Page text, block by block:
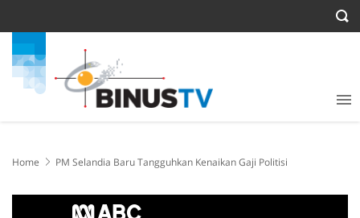
Home PM Selandia Baru Tangguhkan Kenaikan Gaji Politisi